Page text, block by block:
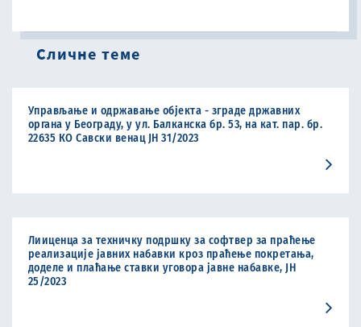
Сличне теме
Управљање и одржавање објекта - зграде државних
органа у Београду, у ул. Балканска бр. 53, на кат. пар. бр.
22635 КО Савски венац ЈН 31/2023
Лииценца за техничку подршку за софтвер за праћење
реализације јавних набавки кроз праћење покретања,
доделе и плаћање ставки уговора јавне набавке, ЈН
25/2023